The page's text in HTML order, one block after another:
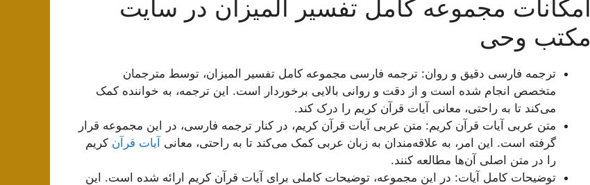
امکانات مجموعه کامل تفسیر المیزان در سایت
مکتب وحی
ترجمه فارسی دقیق و روان: ترجمه فارسی مجموعه کامل تفسیر المیزان، توسط مترجمان
متخصص انجام شده است و از دقت و روانی بالایی برخوردار است. این ترجمه، به خواننده کمک
می‌کند تا به راحتی، معانی آیات قرآن کریم را درک کند.
متن عربی آیات قرآن کریم: متن عربی آیات قرآن کریم، در کنار ترجمه فارسی، در این مجموعه قرار
گرفته است. این امر، به علاقه‌مندان به زبان عربی کمک می‌کند تا به راحتی، معانی آیات قرآن کریم
را در متن اصلی آن‌ها مطالعه کنند.
توضیحات کامل آیات: در این مجموعه، توضیحات کاملی برای آیات قرآن کریم ارائه شده است. این